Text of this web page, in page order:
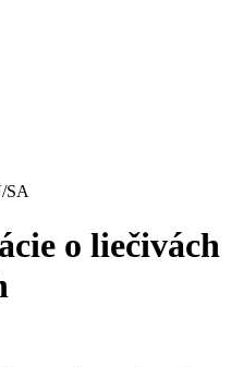
infekcií
SA
o liečivách